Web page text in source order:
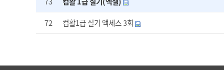
72
컴활1급 실기 액세스 3회